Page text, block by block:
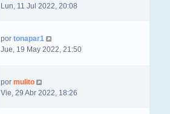
Lun, 11 Jul 2022, 20:08
por tonapar1
Jue, 19 May 2022, 21:50
por mulito
Vie, 29 Abr 2022, 18:26